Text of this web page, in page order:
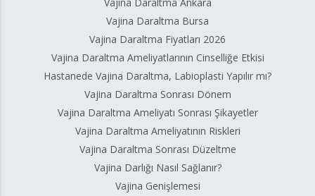
Vajina Daraltma Bursa
Vajina Daraltma Fiyatları 2026
Vajina Daraltma Ameliyatlarının Cinselliğe Etkisi
Hastanede Vajina Daraltma, Labioplasti Yapılır mı?
Vajina Daraltma Sonrası Dönem
Vajina Daraltma Ameliyatı Sonrası Şikayetler
Vajina Daraltma Ameliyatının Riskleri
Vajina Daraltma Sonrası Düzeltme
Vajina Darlığı Nasıl Sağlanır?
Vajina Genişlemesi